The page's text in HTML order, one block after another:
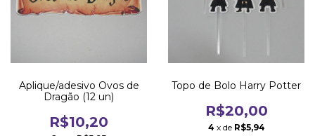
Aplique/adesivo Ovos de
Dragão (12 un)
R$10,20
Topo de Bolo Harry Potter
R$20,00
4 x de R$5,94